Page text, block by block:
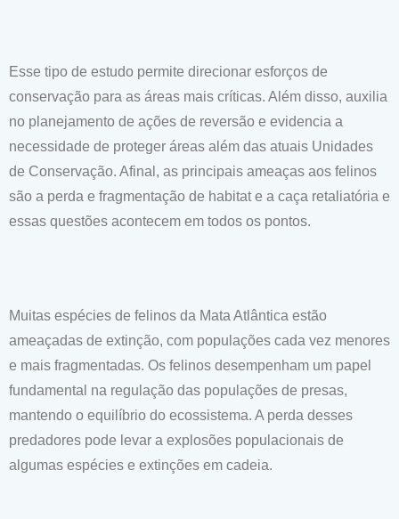
Esse tipo de estudo permite direcionar esforços de
conservação para as áreas mais críticas. Além disso, auxilia
no planejamento de ações de reversão e evidencia a
necessidade de proteger áreas além das atuais Unidades
de Conservação. Afinal, as principais ameaças aos felinos
são a perda e fragmentação de habitat e a caça retaliatória e
essas questões acontecem em todos os pontos.
Muitas espécies de felinos da Mata Atlântica estão
ameaçadas de extinção, com populações cada vez menores
e mais fragmentadas. Os felinos desempenham um papel
fundamental na regulação das populações de presas,
mantendo o equilíbrio do ecossistema. A perda desses
predadores pode levar a explosões populacionais de
algumas espécies e extinções em cadeia.